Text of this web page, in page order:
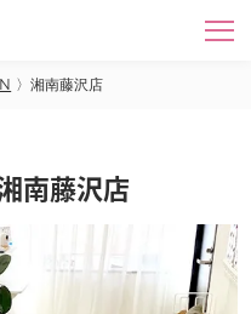
〉湘南藤沢店
南藤沢店